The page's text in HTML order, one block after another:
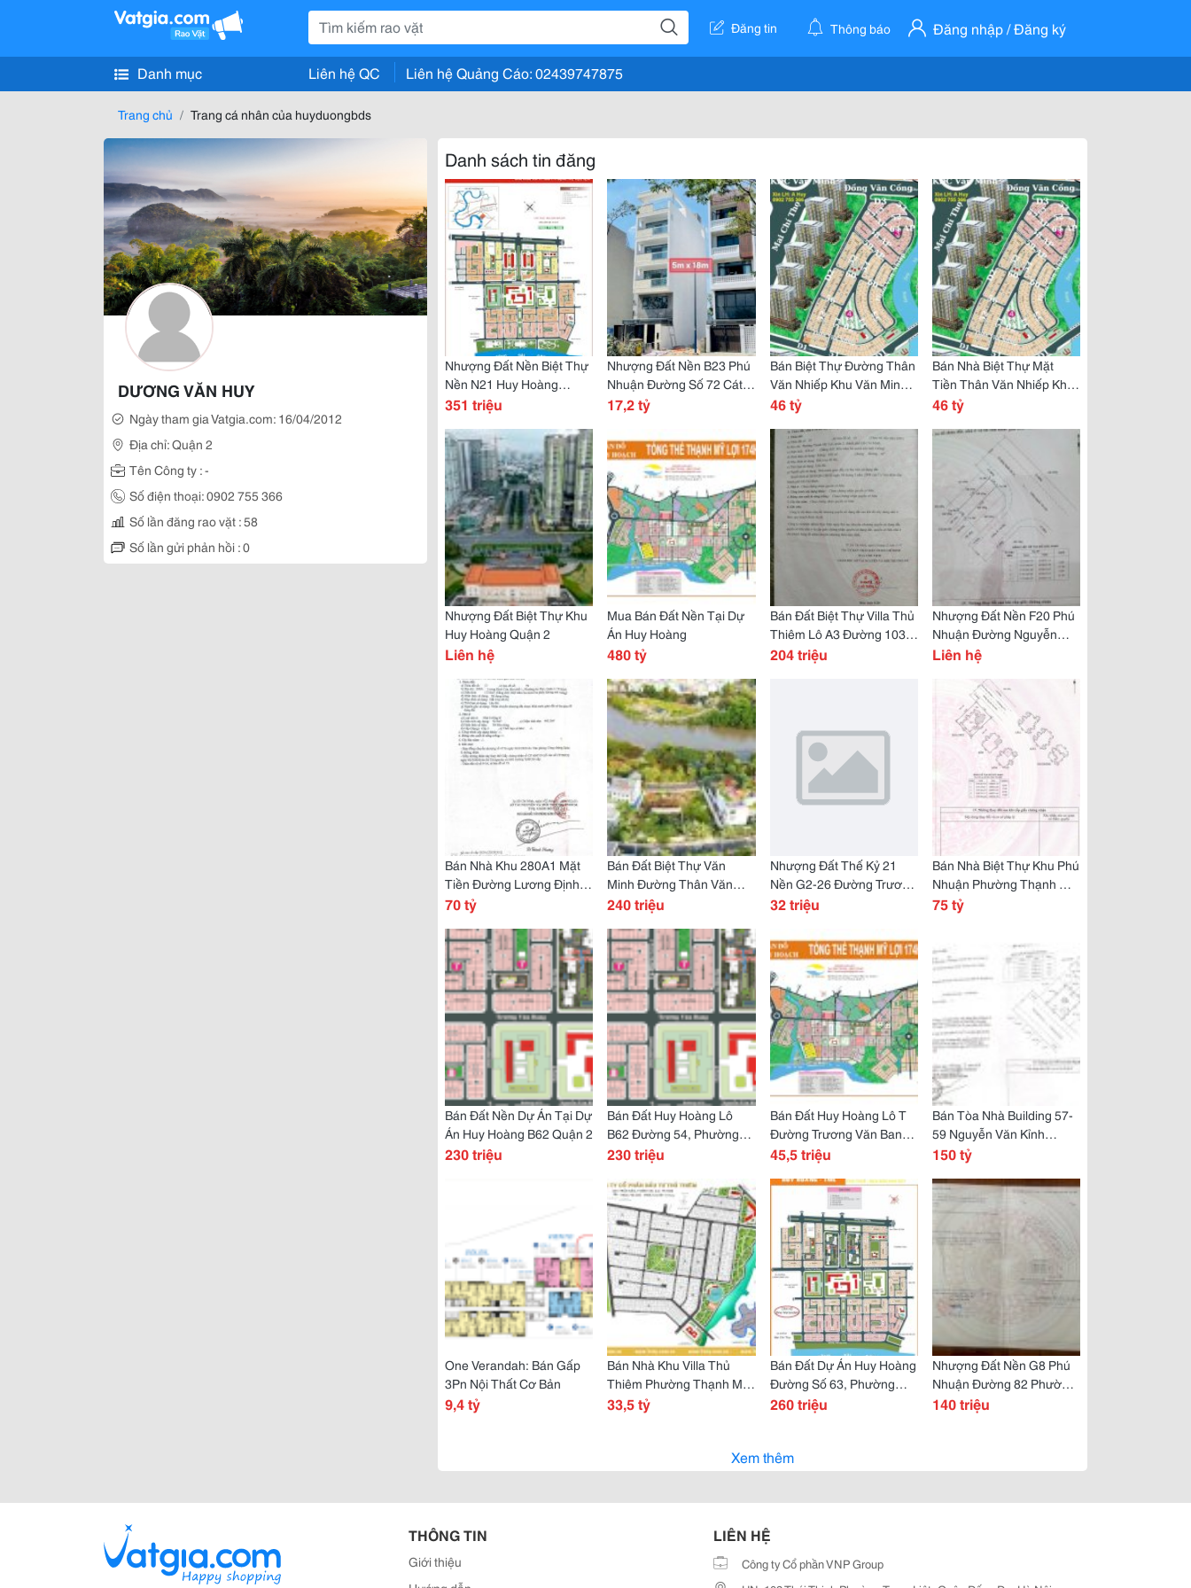
Đăng tin Thông báo Đăng nhập / Đăng ký
Danh mục Liên hệ QC Liên hệ Quảng Cáo: 02439747875
Trang chủ Trang cá nhân của huyduongbds
DƯƠNG VĂN HUY
Ngày tham gia Vatgia.com: 16/04/2012
Địa chỉ: Quận 2
Tên Công ty : -
Số điện thoại: 0902 755 366
Số lần đăng rao vặt : 58
Số lần gửi phản hồi : 0
Danh sách tin đăng
Nhượng Đất Nền Biệt Thự
Nền N21 Huy Hoàng
Thạnh Mỹ Lợi
351 triệu
Nhượng Đất Nền B23 Phú
Nhuận Đường Số 72 Cát
Lái.
17,2 tỷ
Bán Biệt Thự Đường Thân
Văn Nhiếp Khu Văn Minh
Quận 2
46 tỷ
Bán Nhà Biệt Thự Mặt
Tiền Thân Văn Nhiếp Khu
Văn Minh Sông Giồng
46 tỷ
Nhượng Đất Biệt Thự Khu
Huy Hoàng Quận 2
Liên hệ
Mua Bán Đất Nền Tại Dự
Án Huy Hoàng
480 tỷ
Bán Đất Biệt Thự Villa Thủ
Thiêm Lô A3 Đường 103
Thạnh Mỹ Lợi
204 triệu
Nhượng Đất Nền F20 Phú
Nhuận Đường Nguyễn
Văn Kỉnh
Liên hệ
Bán Nhà Khu 280A1 Mặt
Tiền Đường Lương Định
Của Quận 2
70 tỷ
Bán Đất Biệt Thự Văn
Minh Đường Thân Văn
Nhiếp Quận 2
240 triệu
Nhượng Đất Thế Kỷ 21
Nền G2-26 Đường Trương
Văn Bang Quận 2
32 triệu
Bán Nhà Biệt Thự Khu Phú
Nhuận Phường Thạnh Mỹ
Lợi, Tp Thủ Đức.
75 tỷ
Bán Đất Nền Dự Án Tại Dự
Án Huy Hoàng B62 Quận 2
230 triệu
Bán Đất Huy Hoàng Lô
B62 Đường 54, Phường
Thạnh Mỹ Lợi Tp Thủ Đức
230 triệu
Bán Đất Huy Hoàng Lô T
Đường Trương Văn Bang
Tp Thủ Đức.
45,5 triệu
Bán Tòa Nhà Building 57-
59 Nguyễn Văn Kỉnh
Phường Thạnh Mỹ Lợi,
150 tỷ
One Verandah: Bán Gấp
3Pn Nội Thất Cơ Bản
9,4 tỷ
Bán Nhà Khu Villa Thủ
Thiêm Phường Thạnh Mỹ
Lợi Tp Thủ Đức
33,5 tỷ
Bán Đất Dự Án Huy Hoàng
Đường Số 63, Phường
Thạnh Mỹ Lợi, Tp Thủ Đức
260 triệu
Nhượng Đất Nền G8 Phú
Nhuận Đường 82 Phường
Thạnh Mỹ Lợi. Tp Thủ Đức
140 triệu
Xem thêm
THÔNG TIN
Giới thiệu
LIÊN HỆ
Công ty Cổ phần VNP Group